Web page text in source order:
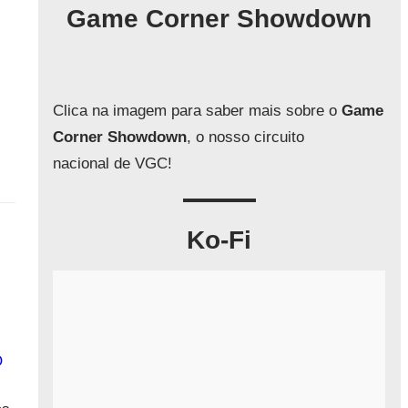
Game Corner Showdown
Clica na imagem para saber mais sobre oGame
Corner Showdown, o nosso circuito
nacional de VGC!
Ko-Fi